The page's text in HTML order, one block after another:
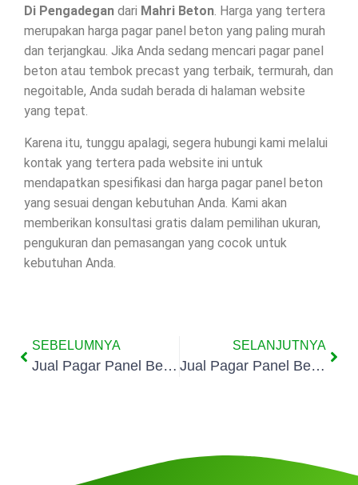
Di Pengadegan dari Mahri Beton. Harga yang tertera
merupakan harga pagar panel beton yang paling murah
dan terjangkau. Jika Anda sedang mencari pagar panel
beton atau tembok precast yang terbaik, termurah, dan
negoitable, Anda sudah berada di halaman website
yang tepat.
Karena itu, tunggu apalagi, segera hubungi kami melalui
kontak yang tertera pada website ini untuk
mendapatkan spesifikasi dan harga pagar panel beton
yang sesuai dengan kebutuhan Anda. Kami akan
memberikan konsultasi gratis dalam pemilihan ukuran,
pengukuran dan pemasangan yang cocok untuk
kebutuhan Anda.
SEBELUMNYA
Jual Pagar Panel Beton Di Kalibata
SELANJUTNYA
Jual Pagar Panel Beton Di Rawajati